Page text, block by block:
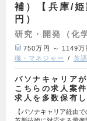
補）【兵庫/
円）
研究・開発（化
750万円 ～ 1149万
職・マネジャー
英
パソナキャリア
こちらの求人案
求人を多数保有
【パソナキャリア経由